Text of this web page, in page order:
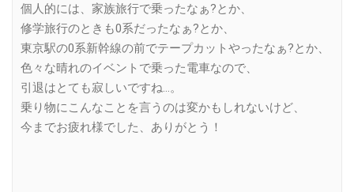
個人的には、家族旅行で乗ったなぁ?とか、
修学旅行のときも0系だったなぁ?とか、
東京駅の0系新幹線の前でテープカットやったなぁ?とか、
色々な晴れのイベントで乗った電車なので、
引退はとても寂しいですね…。
乗り物にこんなことを言うのは変かもしれないけど、
今までお疲れ様でした、ありがとう！